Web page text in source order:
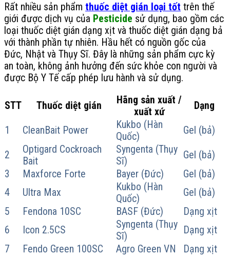
Rất nhiều sản phẩm thuốc diệt gián loại tốt trên thế
giới được dịch vụ của Pesticide sử dụng, bao gồm các
loại thuốc diệt gián dạng xịt và thuốc diệt gián dạng bả
với thành phần tự nhiên. Hầu hết có nguồn gốc của
Đức, Nhật và Thụy Sĩ. Đây là những sản phẩm cực kỳ
an toàn, không ảnh hưởng đến sức khỏe con người và
được Bộ Y Tế cấp phép lưu hành và sử dụng.
STT Thuốc diệt gián
Hãng sản xuất /
xuất xứ
Dạng
1 CleanBait Power
Kukbo (Hàn
Quốc)
Gel (bả)
2
Optigard Cockroach
Bait
Syngenta (Thụy
Sĩ)
Gel (bả)
3
Maxforce Forte Bayer (Đức)
Gel (bả)
4
Ultra Max
Kukbo (Hàn
Quốc)
Gel (bả)
5
Fendona 10SC BASF (Đức)
Dạng xịt
6
Icon 2.5CS
Syngenta (Thụy
Sĩ)
Dạng xịt
7
Fendo Green 100SC Agro Green VN Dạng xịt